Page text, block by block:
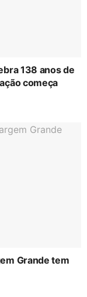
138 anos de
começa
Grande tem